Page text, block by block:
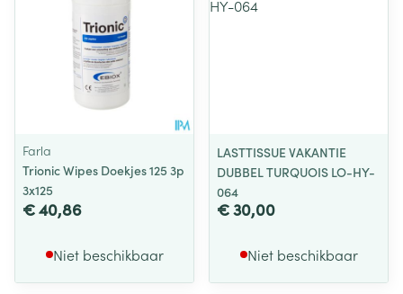
Farla
Trionic Wipes Doekjes 125 3p
3x125
€ 40,86
Niet beschikbaar
LASTTISSUE VAKANTIE
DUBBEL TURQUOIS LO-HY-
064
€ 30,00
Niet beschikbaar